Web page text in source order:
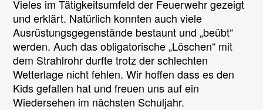
Vieles im Tätigkeitsumfeld der Feuerwehr gezeigt
und erklärt. Natürlich konnten auch viele
Ausrüstungsgegenstände bestaunt und „beübt“
werden. Auch das obligatorische „Löschen“ mit
dem Strahlrohr durfte trotz der schlechten
Wetterlage nicht fehlen. Wir hoffen dass es den
Kids gefallen hat und freuen uns auf ein
Wiedersehen im nächsten Schuljahr.